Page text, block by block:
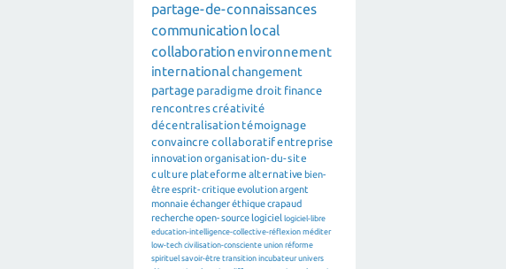
partage-de-connaissances
communication local
collaborationenvironnement
internationalchangement
partage paradigme droit finance
rencontrescréativité
décentralisation témoignage
convaincre collaboratifentreprise
innovation organisation-du-site
culture plateforme alternative bien-
êtreesprit-critiqueevolutionargent
monnaieéchangeréthiquecrapaud
rechercheopen-source logiciel logiciel-libre
education-intelligence-collective-réflexion méditer
low-tech civilisation-consciente union réforme
spirituel savoir-être transition incubateur univers